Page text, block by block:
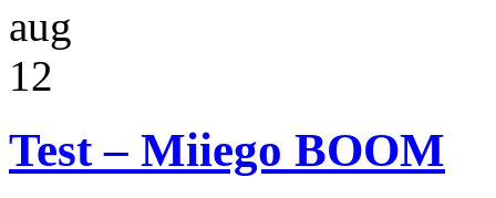
aug
12
Test – Miiego BOOM